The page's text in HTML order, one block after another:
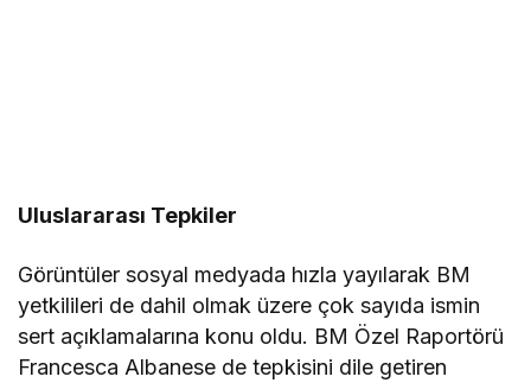
Uluslararası Tepkiler
Görüntüler sosyal medyada hızla yayılarak BM
yetkilileri de dahil olmak üzere çok sayıda ismin
sert açıklamalarına konu oldu. BM Özel Raportörü
Francesca Albanese de tepkisini dile getiren